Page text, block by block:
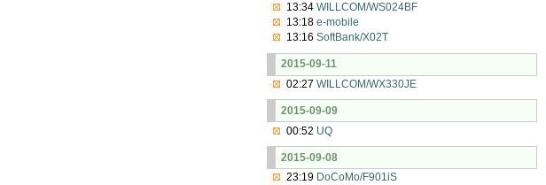
13:34WILLCOM/WS024BF
13:18e-mobile
13:16SoftBank/X02T
2015-09-11
02:27WILLCOM/WX330JE
2015-09-09
00:52 UQ
2015-09-08
23:19 DoCoMo/F901iS